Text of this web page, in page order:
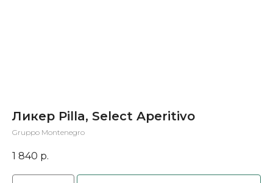
Ликер Pilla, Select Aperitivo
Gruppo Montenegro
1 840 р.